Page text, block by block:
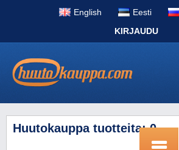
English Eesti
Pусский
Huutokauppa tuotteita: 0